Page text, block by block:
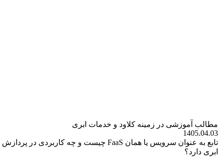
مطالب آموزشی در زمینه کلاود و خدمات ابری
1405.04.03
تابع به عنوان سرویس یا همان FaaS چیست و چه کاربردی در پردازش
ابری دارد؟